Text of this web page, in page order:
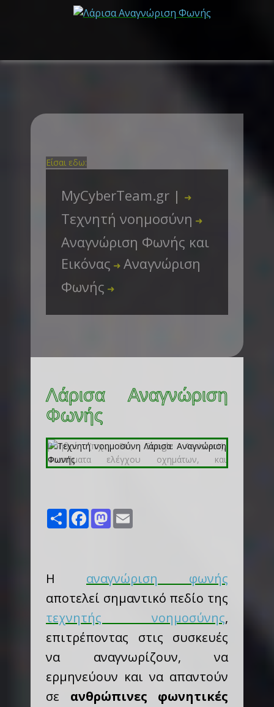
Είσαι εδω:
MyCyberTeam.gr | ➜
Τεχνητή νοημοσύνη ➜
Αναγνώριση Φωνής και
Εικόνας ➜ Αναγνώριση
Φωνής ➜
Λάρισα Αναγνώριση
Φωνής
Share FacebookMastodon
Η αναγνώριση φωνής
αποτελεί σημαντικό πεδίο της
τεχνητής νοημοσύνης,
επιτρέποντας στις συσκευές
να αναγνωρίζουν, να
ερμηνεύουν και να απαντούν
σε ανθρώπινες φωνητικές